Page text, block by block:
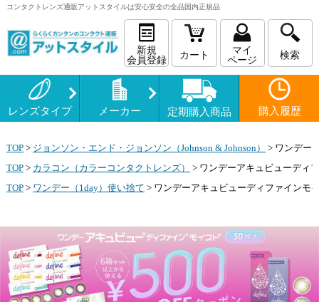
コンタクトレンズ通販アットスタイルは安心安全の全品国内正規品
新規
会員登録
カート
マイ
ページ
検索
レンズタイプ メーカー 定期購入商品 購入履歴
TOP> ジョンソン・エンド・ジョンソン（Johnson & Johnson） > ワンデー
TOP> カラコン（カラーコンタクトレンズ） > ワンデーアキュビューディ
TOP> ワンデー（1day）使い捨て > ワンデーアキュビューディファインモ